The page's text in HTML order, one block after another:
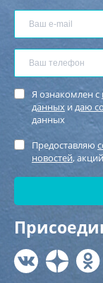
Я ознакомлен с
данных и даю
данных
Предоставляю
новостей,